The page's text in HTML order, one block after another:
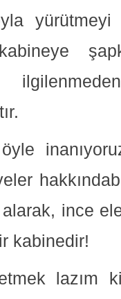
yürütmeyi
ince
kabinedir!
lazım